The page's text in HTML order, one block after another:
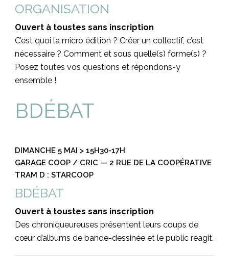
ORGANISATION
Ouvert à toustes sans inscription
C’est quoi la micro édition ? Créer un collectif, c’est
nécessaire ? Comment et sous quelle(s) forme(s) ?
Posez toutes vos questions et répondons-y
ensemble !
BDÉBAT
DIMANCHE 5 MAI > 15H30-17H
GARAGE COOP / CRIC — 2 RUE DE LA COOPÉRATIVE
TRAM D : STARCOOP
BDÉBAT
Ouvert à toustes sans inscription
Des chroniqueureuses présentent leurs coups de
cœur d’albums de bande-dessinée et le public réagit.